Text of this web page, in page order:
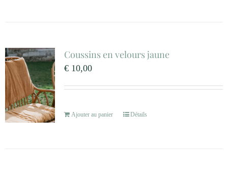
Coussins en velours jaune
€10,00
Ajouter au panier Détails